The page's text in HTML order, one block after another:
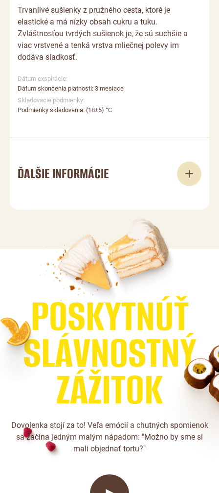
Trvanlivé sušienky z pružného cesta, ktoré je
elastické a má nízky obsah cukru a tuku.
Zvláštnosťou tvrdých sušienok je, že sú suchšie a
viac vrstvené a tenká vrstva mliečnej polevy im
dodáva sladkosť.
Dátum exspirácie:
Dátum skončenia platnosti: 3 mesiace
Skladovacie podmienky:
Podmienky skladovania: (18±5) °C
ĎALŠIE INFORMÁCIE
POSKYTNÚŤ
SLÁVNOSTNÝ
ZÁŽITOK
Dovolenka stojí za to! Veľa emócií a chutných spomienok
sa začína jedným malým nápadom: "Možno by sme si
mali objednať tortu?"